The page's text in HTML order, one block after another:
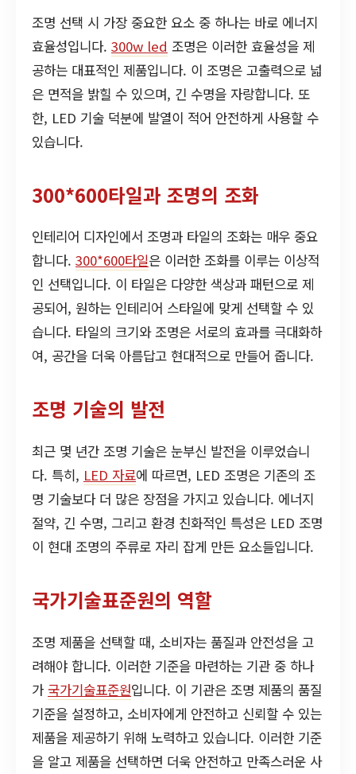
조명 선택 시 가장 중요한 요소 중 하나는 바로 에너지
효율성입니다. 300w led 조명은 이러한 효율성을 제
공하는 대표적인 제품입니다. 이 조명은 고출력으로 넓
은 면적을 밝힐 수 있으며, 긴 수명을 자랑합니다. 또
한, LED 기술 덕분에 발열이 적어 안전하게 사용할 수
있습니다.
300*600타일과 조명의 조화
인테리어 디자인에서 조명과 타일의 조화는 매우 중요
합니다. 300*600타일은 이러한 조화를 이루는 이상적
인 선택입니다. 이 타일은 다양한 색상과 패턴으로 제
공되어, 원하는 인테리어 스타일에 맞게 선택할 수 있
습니다. 타일의 크기와 조명은 서로의 효과를 극대화하
여, 공간을 더욱 아름답고 현대적으로 만들어 줍니다.
조명 기술의 발전
최근 몇 년간 조명 기술은 눈부신 발전을 이루었습니
다. 특히, LED 자료에 따르면, LED 조명은 기존의 조
명 기술보다 더 많은 장점을 가지고 있습니다. 에너지
절약, 긴 수명, 그리고 환경 친화적인 특성은 LED 조명
이 현대 조명의 주류로 자리 잡게 만든 요소들입니다.
국가기술표준원의 역할
조명 제품을 선택할 때, 소비자는 품질과 안전성을 고
려해야 합니다. 이러한 기준을 마련하는 기관 중 하나
가 국가기술표준원입니다. 이 기관은 조명 제품의 품질
기준을 설정하고, 소비자에게 안전하고 신뢰할 수 있는
제품을 제공하기 위해 노력하고 있습니다. 이러한 기준
을 알고 제품을 선택하면 더욱 안전하고 만족스러운 사